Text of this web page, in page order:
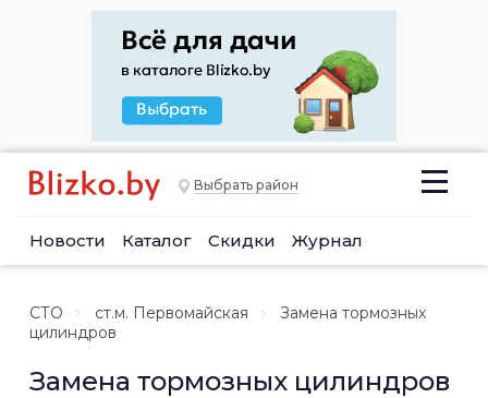
Выбрать район
Новости Каталог Скидки Журнал
СТО ст.м. Первомайская
Замена тормозных
цилиндров
Замена тормозных цилиндров